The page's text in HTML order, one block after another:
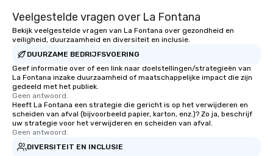
Veelgestelde vragen over La Fontana
Bekijk veelgestelde vragen van La Fontana over gezondheid en
veiligheid, duurzaamheid en diversiteit en inclusie.
DUURZAME BEDRIJFSVOERING
Geef informatie over of een link naar doelstellingen/strategieën van
La Fontana inzake duurzaamheid of maatschappelijke impact die zijn
gedeeld met het publiek.
Geen antwoord.
Heeft La Fontana een strategie die gericht is op het verwijderen en
scheiden van afval (bijvoorbeeld papier, karton, enz.)? Zo ja, beschrijf
uw strategie voor het verwijderen en scheiden van afval.
Geen antwoord.
DIVERSITEIT EN INCLUSIE